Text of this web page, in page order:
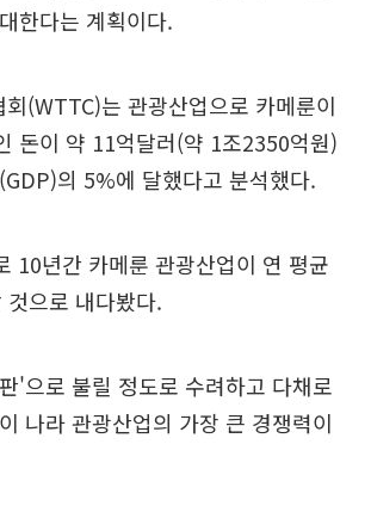
한다는 계획이다.
(WTTC)는 관광산업으로 카메룬이
돈이 약 11억달러(약 1조2350억원)
의 5%에 달했다고 분석했다.
10년간 카메룬 관광산업이 연 평균
으로 내다봤다.
'으로 불릴 정도로 수려하고 다채로
나라 관광산업의 가장 큰 경쟁력이